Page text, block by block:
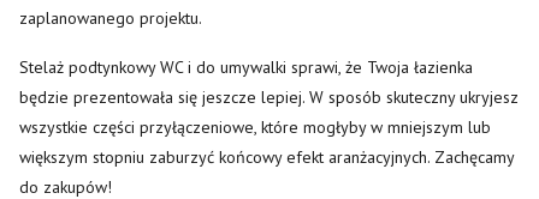
zaplanowanego projektu.
Stelaż podtynkowy WC i do umywalki sprawi, że Twoja łazienka
będzie prezentowała się jeszcze lepiej. W sposób skuteczny ukryjesz
wszystkie części przyłączeniowe, które mogłyby w mniejszym lub
większym stopniu zaburzyć końcowy efekt aranżacyjnych. Zachęcamy
do zakupów!